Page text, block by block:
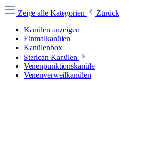
Zeige alle Kategorien
Zurück
Kanülen anzeigen
Einmalkanülen
Kanülenbox
Sterican Kanülen
Venenpunktionskanüle
Venenverweilkanülen